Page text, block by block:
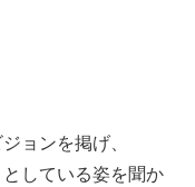
ョンを掲げ、
している姿を聞か